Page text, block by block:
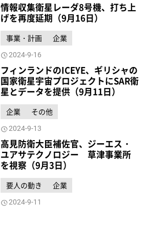
情報収集衛星レーダ8号機、打ち上
げを再度延期（9月16日）
事業・計画 企業
2024-9-16
フィンランドのICEYE、ギリシャの
国家衛星宇宙プロジェクトにSAR衛
星とデータを提供（9月11日）
企業 その他
2024-9-13
高見防衛大臣補佐官、ジーエス・
ユアサテクノロジー 草津事業所
を視察（9月3日）
要人の動き 企業
2024-9-11